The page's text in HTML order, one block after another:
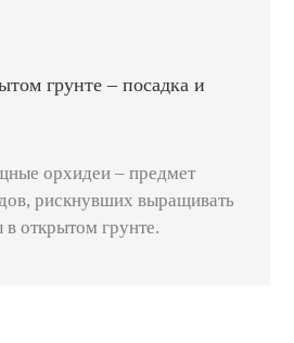
грунте – посадка и
орхидеи – предмет
рискнувших выращивать
открытом грунте.